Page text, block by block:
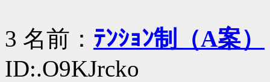
3 名前： ﾃﾝｼｮﾝ制（A案）
ID:.O9KJrcko